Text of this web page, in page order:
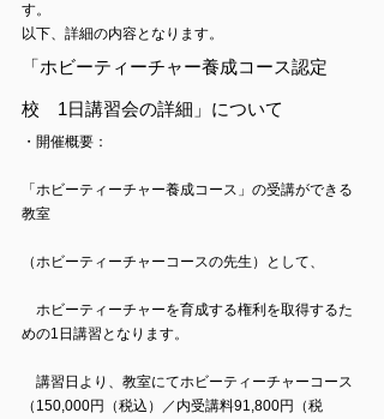
す。
以下、詳細の内容となります。
「ホビーティーチャー養成コース認定
校　1日講習会の詳細」について
・開催概要：
「ホビーティーチャー養成コース」の受講ができる
教室
（ホビーティーチャーコースの先生）として、
ホビーティーチャーを育成する権利を取得するた
めの1日講習となります。
講習日より、教室にてホビーティーチャーコース
（150,000円（税込）／内受講料91,800円（税